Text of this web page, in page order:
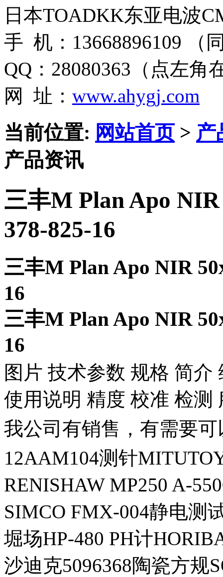
日本TOADKK东亚电波
手 机：13668896109 （
QQ：28080363（点左角
网 址： www.ahygj.com
当前位置: 网站首页> 产
产品资讯
三丰M Plan Apo
378-825-16
三丰M Plan Apo NIR
16
三丰M Plan Apo NIR
16
图片 技术参数 规格 简
使用说明 精度 校准 检测
我公司有销售，有需要
12AAM104测针
RENISHAW MP250 A-
SIMCO FMX-004静电测
堀场HP-480 PH计
沙迪克5096368陶瓷方规